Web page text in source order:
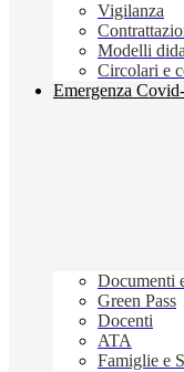
Vigilanza
Modelli
Circolari e
Emergenza
Documenti
Green Pass
Docenti
ATA
Famiglie e